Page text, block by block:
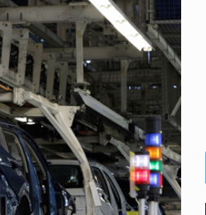
de San Isidro